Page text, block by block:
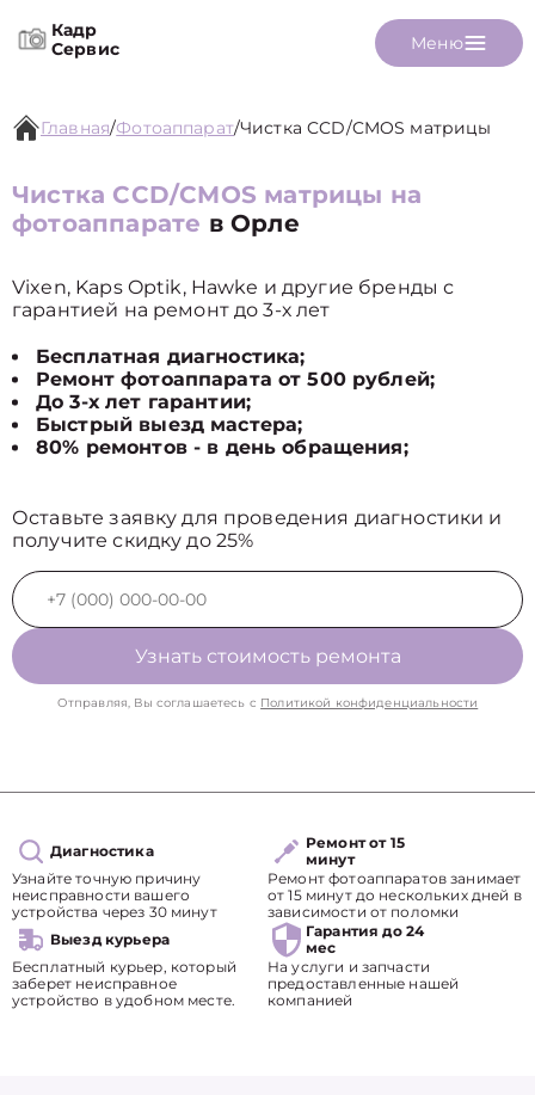
Кадр
Сервис
Меню
Главная/Фотоаппарат/Чистка CCD/CMOS матрицы
Чистка CCD/CMOS матрицы на
фотоаппарате в Орле
Vixen, Kaps Optik, Hawke и другие бренды с
гарантией на ремонт до 3-х лет
Бесплатная диагностика;
Ремонт фотоаппарата от 500 рублей;
До 3-х лет гарантии;
Быстрый выезд мастера;
80% ремонтов - в день обращения;
Оставьте заявку для проведения диагностики и
получите скидку до 25%
Узнать стоимость ремонта
Отправляя, Вы соглашаетесь с Политикой конфиденциальности
Диагностика
Узнайте точную причину
неисправности вашего
устройства через 30 минут
Ремонт от 15
минут
Ремонт фотоаппаратов занимает
от 15 минут до нескольких дней в
зависимости от поломки
Выезд курьера
Бесплатный курьер, который
заберет неисправное
устройство в удобном месте.
Гарантия до 24
мес
На услуги и запчасти
предоставленные нашей
компанией